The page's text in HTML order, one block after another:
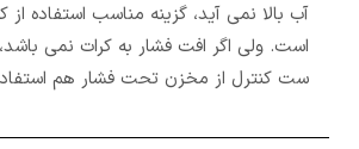
آب بالا نمی آید، گزینه مناسب استفاده از
است. ولی اگر افت فشار به کرات نمی
ست کنترل از مخزن تحت فشار هم